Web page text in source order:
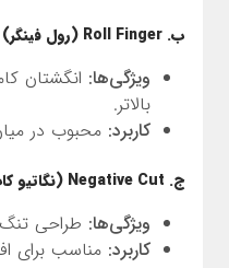
ب. Roll Finger (رول فینگر)
ویژگی‌ها: انگشتان
بالاتر.
کاربرد: محبوب در
ج. Negative Cut (نگاتیو کات)
ویژگی‌ها: طراحی
کاربرد: مناسب برای